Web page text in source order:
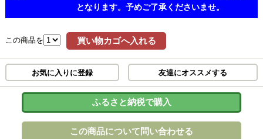
となります。予めご了承くださいませ。
この商品を 買い物カゴへ入れる
お気に入りに登録 友達にオススメする
ふるさと納税で購入
この商品について問い合わせる